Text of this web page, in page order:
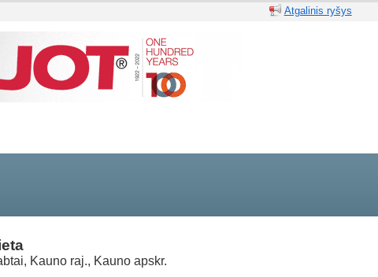
Atgalinis ryšys
Kauno raj., Kauno apskr.